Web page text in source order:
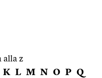
alla z
K L M N O P Q